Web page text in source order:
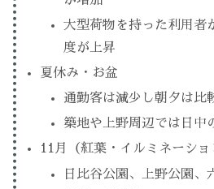
大型荷物を持った利用者
度が上昇
夏休み・お盆
通勤客は減少し朝夕は比
築地や上野周辺では日中
11月（紅葉・イルミネーショ
日比谷公園、上野公園、